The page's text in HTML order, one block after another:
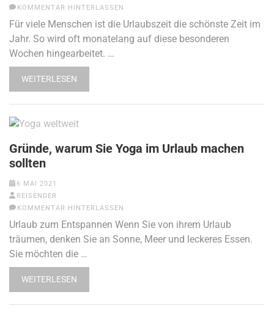
KOMMENTAR HINTERLASSEN
Für viele Menschen ist die Urlaubszeit die schönste Zeit im
Jahr. So wird oft monatelang auf diese besonderen
Wochen hingearbeitet. …
WEITERLESEN
Gründe, warum Sie Yoga im Urlaub machen
sollten
6 MAI 2021
REISENDER
KOMMENTAR HINTERLASSEN
Urlaub zum Entspannen Wenn Sie von ihrem Urlaub
träumen, denken Sie an Sonne, Meer und leckeres Essen.
Sie möchten die …
WEITERLESEN